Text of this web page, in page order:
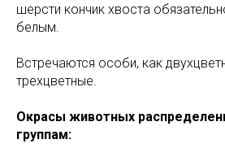
шерсти кончик хвоста
белым.
Встречаются особи, как
трехцветные.
Окрасы животных
группам: